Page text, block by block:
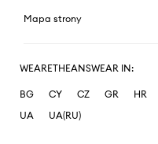
Mapa strony
WEARETHEANSWEAR IN:
BG CY CZ GR HR
UA
UA(RU)